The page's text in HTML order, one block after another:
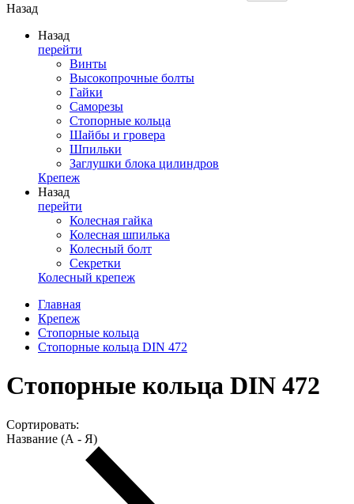
Назад
Назад
перейти
Винты
Высокопрочные болты
Гайки
Саморезы
Стопорные кольца
Шайбы и гровера
Шпильки
Заглушки блока цилиндров
Крепеж
Назад
перейти
Колесная гайка
Колесная шпилька
Колесный болт
Секретки
Колесный крепеж
Главная
Крепеж
Стопорные кольца
Стопорные кольца DIN 472
Стопорные кольца DIN 472
Сортировать:
Название (А - Я)